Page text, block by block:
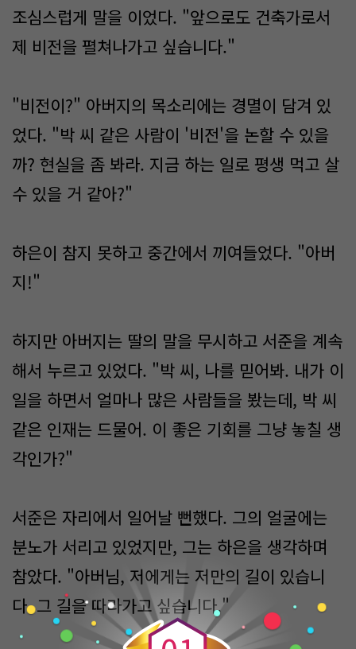
조심스럽게 말을 이었다. "앞으로도 건축가로서
제 비전을 펼쳐나가고 싶습니다."
"비전이?" 아버지의 목소리에는 경멸이 담겨 있
었다. "박 씨 같은 사람이 '비전'을 논할 수 있을
까? 현실을 좀 봐라. 지금 하는 일로 평생 먹고 살
수 있을 거 같아?"
하은이 참지 못하고 중간에서 끼여들었다. "아버
지!"
하지만 아버지는 딸의 말을 무시하고 서준을 계속
해서 누르고 있었다. "박 씨, 나를 믿어봐. 내가 이
일을 하면서 얼마나 많은 사람들을 봤는데, 박 씨
같은 인재는 드물어. 이 좋은 기회를 그냥 놓칠 생
각인가?"
서준은 자리에서 일어날 뻔했다. 그의 얼굴에는
분노가 서리고 있었지만, 그는 하은을 생각하며
참았다. "아버님, 저에게는 저만의 길이 있습니
다. 그 길을 따라가고 싶습니다."
0